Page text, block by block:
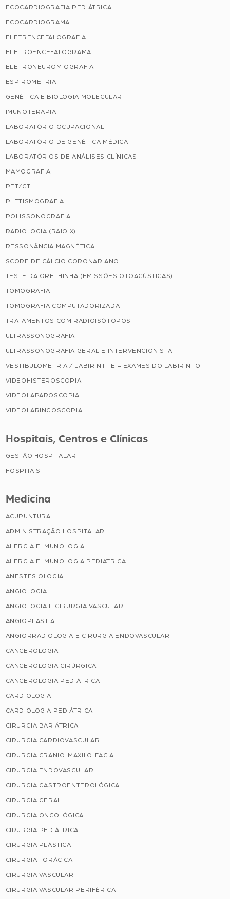
ECOCARDIOGRAFIA PEDIÁTRICA
ECOCARDIOGRAMA
ELETRENCEFALOGRAFIA
ELETROENCEFALOGRAMA
ELETRONEUROMIOGRAFIA
ESPIROMETRIA
GENÉTICA E BIOLOGIA MOLECULAR
IMUNOTERAPIA
LABORATÓRIO OCUPACIONAL
LABORATÓRIO DE GENÉTICA MÉDICA
LABORATÓRIOS DE ANÁLISES CLÍNICAS
MAMOGRAFIA
PET/CT
PLETISMOGRAFIA
POLISSONOGRAFIA
RADIOLOGIA (RAIO X)
RESSONÂNCIA MAGNÉTICA
SCORE DE CÁLCIO CORONARIANO
TESTE DA ORELHINHA (EMISSÕES OTOACÚSTICAS)
TOMOGRAFIA
TOMOGRAFIA COMPUTADORIZADA
TRATAMENTOS COM RADIOISÓTOPOS
ULTRASSONOGRAFIA
ULTRASSONOGRAFIA GERAL E INTERVENCIONISTA
VESTIBULOMETRIA / LABIRINTITE – EXAMES DO LABIRINTO
VIDEOHISTEROSCOPIA
VIDEOLAPAROSCOPIA
VIDEOLARINGOSCOPIA
Hospitais, Centros e Clínicas
GESTÃO HOSPITALAR
HOSPITAIS
Medicina
ACUPUNTURA
ADMINISTRAÇÃO HOSPITALAR
ALERGIA E IMUNOLOGIA
ALERGIA E IMUNOLOGIA PEDIATRICA
ANESTESIOLOGIA
ANGIOLOGIA
ANGIOLOGIA E CIRURGIA VASCULAR
ANGIOPLASTIA
ANGIORRADIOLOGIA E CIRURGIA ENDOVASCULAR
CANCEROLOGIA
CANCEROLOGIA CIRÚRGICA
CANCEROLOGIA PEDIÁTRICA
CARDIOLOGIA
CARDIOLOGIA PEDIÁTRICA
CIRURGIA BARIÁTRICA
CIRURGIA CARDIOVASCULAR
CIRURGIA CRANIO-MAXILO-FACIAL
CIRURGIA ENDOVASCULAR
CIRURGIA GASTROENTEROLÓGICA
CIRURGIA GERAL
CIRURGIA ONCOLÓGICA
CIRURGIA PEDIÁTRICA
CIRURGIA PLÁSTICA
CIRURGIA TORÁCICA
CIRURGIA VASCULAR
CIRURGIA VASCULAR PERIFÉRICA